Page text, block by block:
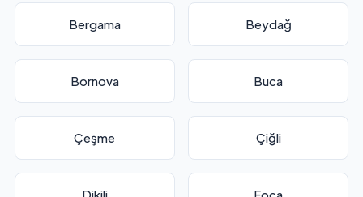
Bergama Beydağ
Bornova Buca
Çeşme Çiğli